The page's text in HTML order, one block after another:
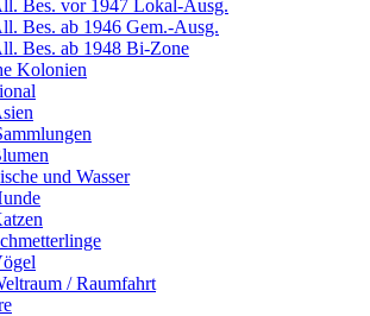
Bes. vor 1947 Lokal-Ausg.
Bes. ab 1946 Gem.-Ausg.
Bes. ab 1948 Bi-Zone
Kolonien
und Wasser
/ Raumfahrt